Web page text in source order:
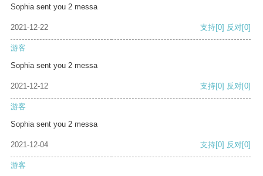
Sophia sent you 2 messa
2021-12-22 支持[0] 反对[0]
游客
Sophia sent you 2 messa
2021-12-12 支持[0] 反对[0]
游客
Sophia sent you 2 messa
2021-12-04 支持[0] 反对[0]
游客